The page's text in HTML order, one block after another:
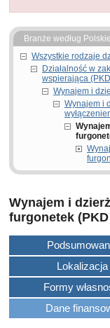
Branże według
Wszystkie rodzaje
Działalność w
wspierająca
Wynajem i
Wynajem i
Wynajem i
furgonetek (PKD
Lokalizacja
Formy
Dane